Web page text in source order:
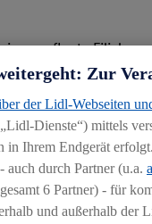
gepflegte Filiale
der Ware, beim
sicher, begeisterst
und stehst
Zur
der Lidl-Webseiten
Dienste“) mittels
in Ihrem Endgerät
auch durch Partner (u.a.
6 Partner) - für
und außerhalb der